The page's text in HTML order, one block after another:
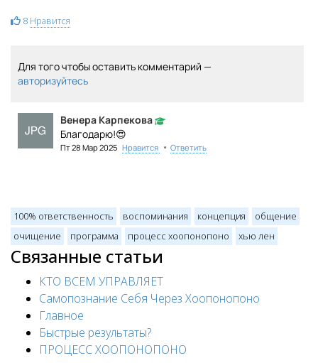
8 Нравится
Для того чтобы оставить комментарий —
авторизуйтесь
Венера Карпекова
Благодарю!😍
Пт 28 Мар 2025 Нравится • Ответить
100% ответственность воспоминания концепция
общение
очищение
программа процесс хоопонопоно хью лен
Связанные статьи
КТО ВСЕМ УПРАВЛЯЕТ
Самопознание Себя Через Хоопонопоно
Главное
Быстрые результаты?
ПРОЦЕСС ХООПОНОПОНО